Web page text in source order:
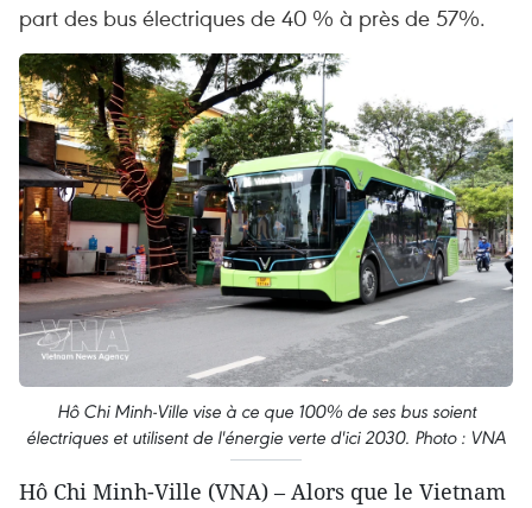
part des bus électriques de 40 % à près de 57%.
Hô Chi Minh-Ville vise à ce que 100% de ses bus soient
électriques et utilisent de l'énergie verte d'ici 2030. Photo : VNA
Hô Chi Minh-Ville (VNA) – Alors que le Vietnam